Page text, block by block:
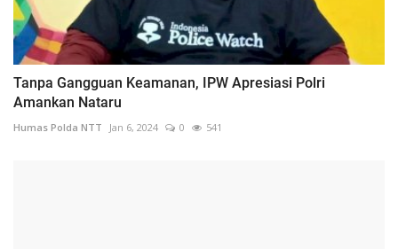
Tanpa Gangguan Keamanan, IPW Apresiasi Polri
Amankan Nataru
Humas Polda NTT Jan 6, 2024 0 541